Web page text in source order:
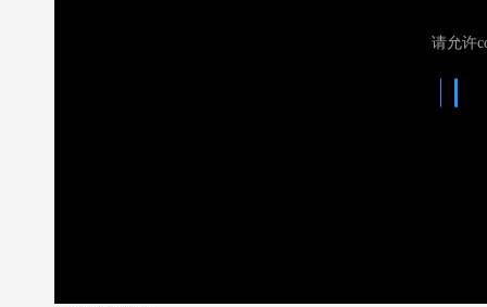
请允许